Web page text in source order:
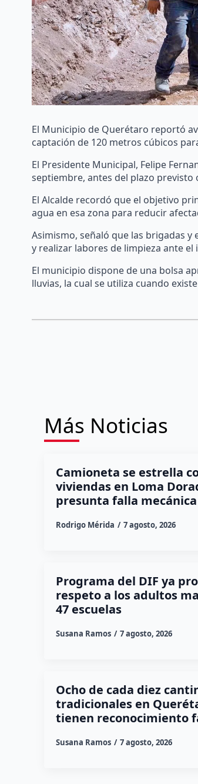
El Municipio de Querétaro reportó
captación de 120 metros cúbicos
El Presidente Municipal, Felipe
septiembre, antes del plazo previsto
El Alcalde recordó que el objetivo
agua en esa zona para reducir
Asimismo, señaló que las brigadas
y realizar labores de limpieza ante
El municipio dispone de una bolsa
lluvias, la cual se utiliza cuando
Más Noticias
Camioneta se estrella
viviendas en Loma
presunta falla mecánica
Rodrigo Mérida 7 agosto, 2026
Programa del DIF ya
respeto a los adultos
47 escuelas
Susana Ramos 7 agosto, 2026
Ocho de cada diez
tradicionales en
tienen reconocimiento
Susana Ramos 7 agosto, 2026